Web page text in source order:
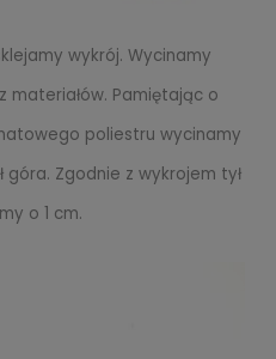
wykrój. Wycinamy
materiałów. Pamiętając o
poliestru wycinamy
Zgodnie z wykrojem tył
o 1 cm.